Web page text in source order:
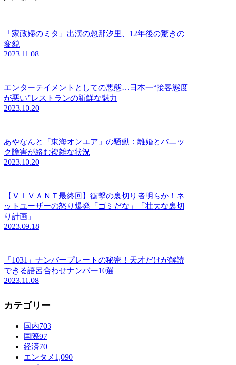
「家政婦のミタ」出演の忽那汐里、12年後の驚きの
変貌
2023.11.08
エンターテイメントとしての悪態…日本一“接客態度
が悪い”レストランの新鮮な魅力
2023.10.20
あやなんと「東海オンエア」の騒動：離婚とパニッ
ク障害が絡む複雑な状況
2023.10.20
【ＶＩＶＡＮＴ最終回】衝撃の裏切り者明らか！ネ
ットユーザーの怒り爆発「ゴミだな」「壮大な裏切
り計画」
2023.09.18
「1031」ナンバープレートの秘密！天才だけが解読
できる語呂合わせナンバー10選
2023.11.08
カテゴリー
国内703
国際97
経済70
エンタメ 1,090